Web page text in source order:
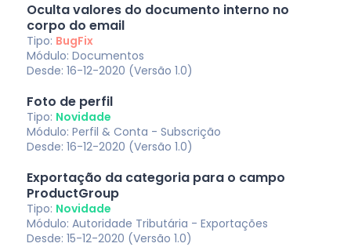
Oculta valores do documento interno no
corpo do email
Tipo: BugFix
Módulo: Documentos
Desde: 16-12-2020 (Versão 1.0)
Foto de perfil
Tipo: Novidade
Módulo: Perfil & Conta - Subscrição
Desde: 16-12-2020 (Versão 1.0)
Exportação da categoria para o campo
ProductGroup
Tipo: Novidade
Módulo: Autoridade Tributária - Exportações
Desde: 15-12-2020 (Versão 1.0)